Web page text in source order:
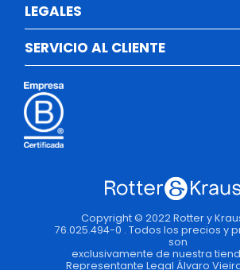
LEGALES
SERVICIO AL CLIENTE
Copyright © 2022 Rotter y
76.025.494-0 . Todos los precios y
son
exclusivamente de nuestra
Representante Legal Álvaro